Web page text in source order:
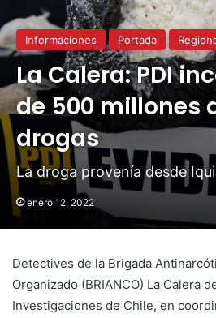
Informaciones Portada
La Calera: PDI
de 500 millones
drogas
La droga provenía desde
enero 12, 2022
Detectives de la Brigada
Organizado (BRIANCO) La Calera
Investigaciones de Chile, en